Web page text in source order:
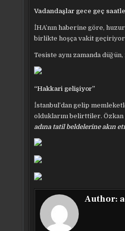
Vadandaşlar gece geç
İHA’nın haberine göre,
birlikte hoşça vakit
Tesiste aynı zamanda
“Hakkari gelişiyor”
İstanbul’dan gelip
olduklarını belirttiler.
adına tatil beldelerine akın
Author: